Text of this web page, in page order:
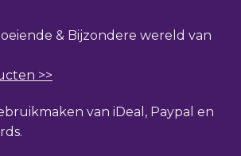
& Bijzondere wereld van
>>
van iDeal, Paypal en